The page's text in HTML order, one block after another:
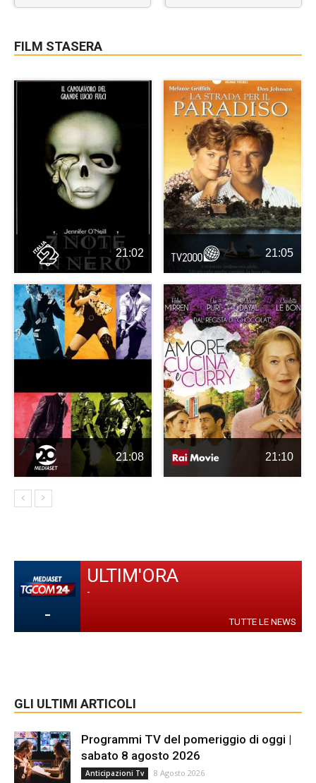
FILM STASERA
21:02 21:05
21:08 21:10
-
ULTIM'ORA
-
TUTTE LE NEWS
GLI ULTIMI ARTICOLI
Programmi TV del pomeriggio di oggi |
sabato 8 agosto 2026
Anticipazioni Tv 8 Agosto 2026